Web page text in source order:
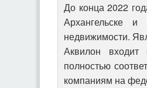
До конца 2022
Архангельске
недвижимости.
Аквилон
полностью
компаниям на